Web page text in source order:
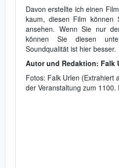
Davon erstellte ich einen
kaum, diesen Film können
ansehen. Wenn Sie nur
können Sie diesen
Soundqualität ist hier besser.
Autor und Redaktion: Falk
Fotos: Falk Urlen (Extrahiert
der Veranstaltung zum 1100.